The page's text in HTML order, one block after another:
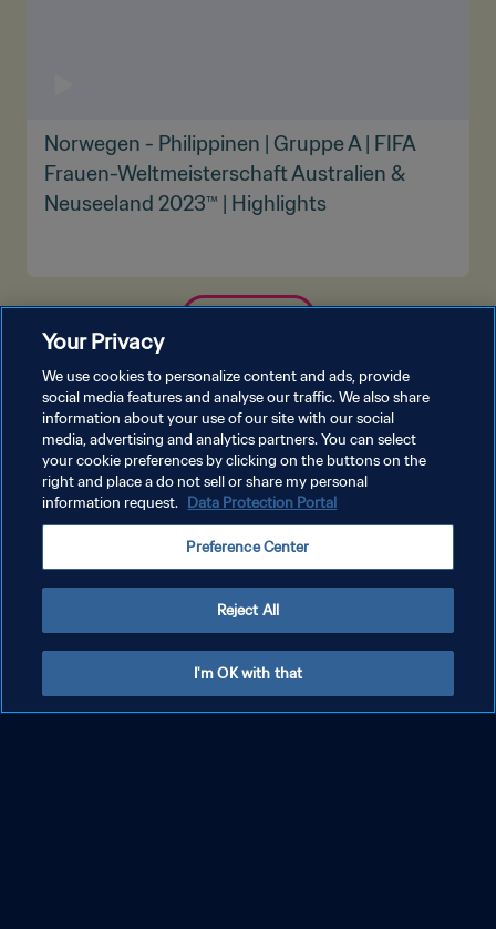
Norwegen - Philippinen | Gruppe A | FIFA
Frauen-Weltmeisterschaft Australien &
Neuseeland 2023™ | Highlights
Your Privacy
We use cookies to personalize content and ads, provide
social media features and analyse our traffic. We also share
information about your use of our site with our social
media, advertising and analytics partners. You can select
your cookie preferences by clicking on the buttons on the
right and place a do not sell or share my personal
information request. Data Protection Portal
Preference Center
Reject All
I'm OK with that